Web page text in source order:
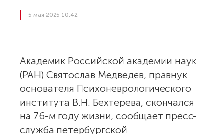
5 мая 2025 10:42
Академик Российской академии наук
(РАН) Святослав Медведев, правнук
основателя Психоневрологического
института В.Н. Бехтерева, скончался
на 76-м году жизни, сообщает пресс-
служба петербургской